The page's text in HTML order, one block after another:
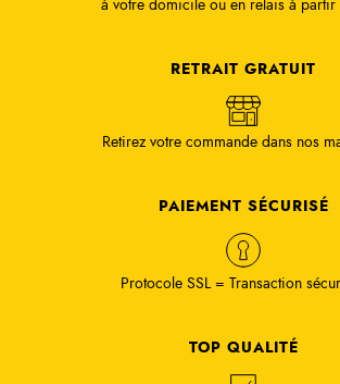
à votre domicile ou en relais à
RETRAIT GRATUIT
Retirez votre commande dans nos
PAIEMENT SÉCURISÉ
Protocole SSL = Transaction
TOP QUALITÉ